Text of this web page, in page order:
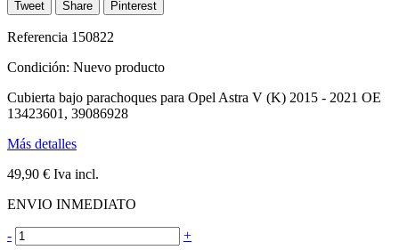
Tweet Share Pinterest
Referencia 150822
Condición: Nuevo producto
Cubierta bajo parachoques para Opel Astra V (K) 2015 - 2021 OE
13423601, 39086928
Más detalles
49,90 € Iva incl.
ENVIO INMEDIATO
- +